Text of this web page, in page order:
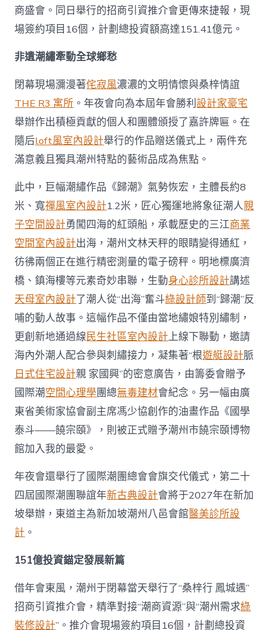
商盛會。同日舉行的招商引資推介會更傳來捷報，現
場簽約項目16個，計劃總投資額高達151.41億元。
非遺潮繡牽動全球鄉愁
閉幕現場瀰漫著侘寂風濃濃的文明情懷與桑梓情誼
THE R3 寓所 。年夜會向為本屆年會勝利設計家豪宅
舉辦作出積極貢獻的個人和團體頒授了嘉許牌匾。在
隨后loft風室內設計舉行的作品贈送儀式上，兩件充
滿意義且獨具潮州特點的藝術品成為焦點。
此中，巨幅潮繡作品《歸潮》氣勢恢宏，主體長約8
米、寬禪風室內設計1.2米，匠心獨運地將象征潮人親
子空間設計勇闖四海的紅頭船，承載歷史的三江商業
空間室內設計出海，潮州文林天秤的眼睛變得通紅，
彷彿兩個正在進行精密測量的電子磅秤。明地標廣濟
橋、鎮海樓等元素奇妙串聯，生動身心診所設計講述
天母室內設計了潮人從“出海”奮斗綠設計師到“歸潮”反
哺的動人故事。這幅作品不僅由當地繡娘特別繡制，
更創新地通過線民生社區室內設計上線下聯動，邀請
海內外潮人配合參與刺繡接力，凝集著“根遊艇設計脈
日式住宅設計親 家國興”的密意廣告，由籌委會贈予
國際潮空間心理學團總無毒建材會紀念。另一幅由廣
東省美術家協會副主席馮少協創作的油畫作品《國學
泰斗——饒宗頤》，則被正式贈予潮州市饒宗頤博物
館加入我的最愛。
年夜會還舉行了國際潮團總會會旗交代儀式，第二十
四屆國際潮團聯誼年新古典設計會將于2027年在新加
坡舉辦，東道主為新加坡潮州八邑會館醫美診所設
計 。
151億投資錨定發展新篇
借年會東風，潮州于閉幕當天舉行了“桑梓行 鳳城遇”
招商引資推介會，精準對接“潮商資源”與“潮州需求綠
裝修設計”。推介會現場簽約項目16個，計劃總投資